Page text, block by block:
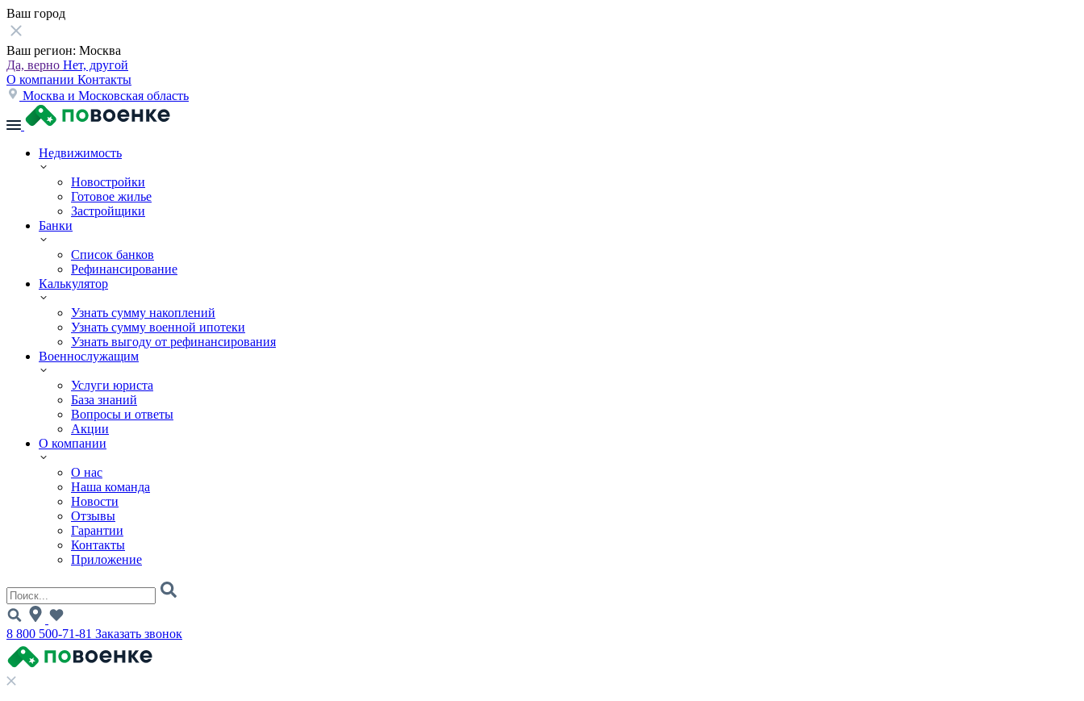
Ваш город
Ваш регион: Москва
Да, верно Нет, другой
О компании Контакты
Москва и Московская область
Недвижимость
Новостройки
Готовое жилье
Застройщики
Банки
Список банков
Рефинансирование
Калькулятор
Узнать сумму накоплений
Узнать сумму военной ипотеки
Узнать выгоду от рефинансирования
Военнослужащим
Услуги юриста
База знаний
Вопросы и ответы
Акции
О компании
О нас
Наша команда
Новости
Отзывы
Гарантии
Контакты
Приложение
8 800 500-71-81 Заказать звонок